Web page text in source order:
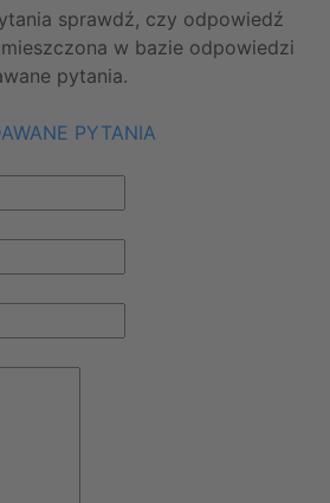
sprawdź, czy odpowiedź
w bazie odpowiedzi
pytania.
PYTANIA